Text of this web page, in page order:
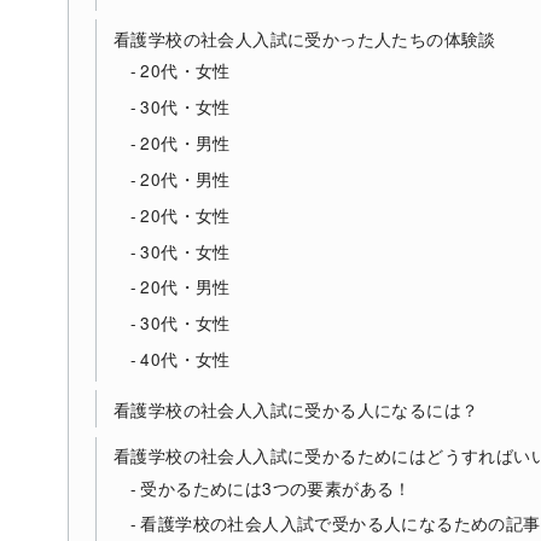
看護学校の社会人入試に受かった人たちの体験談
20代・女性
30代・女性
20代・男性
20代・男性
20代・女性
30代・女性
20代・男性
30代・女性
40代・女性
看護学校の社会人入試に受かる人になるには？
看護学校の社会人入試に受かるためにはどうすればい
受かるためには3つの要素がある！
看護学校の社会人入試で受かる人になるための記